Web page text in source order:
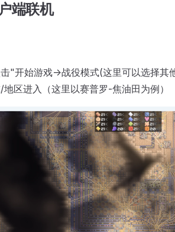
端联机
"开始游戏->战役模式(这里可以选择其
区进入（这里以赛普罗-焦油田为例）